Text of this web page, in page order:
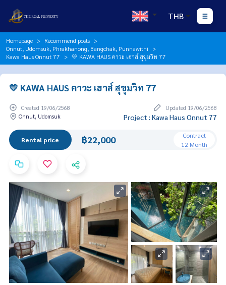
THB
Homepage
Recommend posts
Onnut, Udomsuk, Phrakhanong, Bangchak, Punnawithi
Kawa Haus Onnut 77
💛 KAWA HAUS คาวะ เฮาส์ สุขุมวิท 77
💛 KAWA HAUS คาวะ เฮาส์ สุขุมวิท 77
Created 19/06/2568
Updated 19/06/2568
Onnut, Udomsuk
Project : Kawa Haus Onnut 77
Rental price ฿22,000
Contract
12 Month